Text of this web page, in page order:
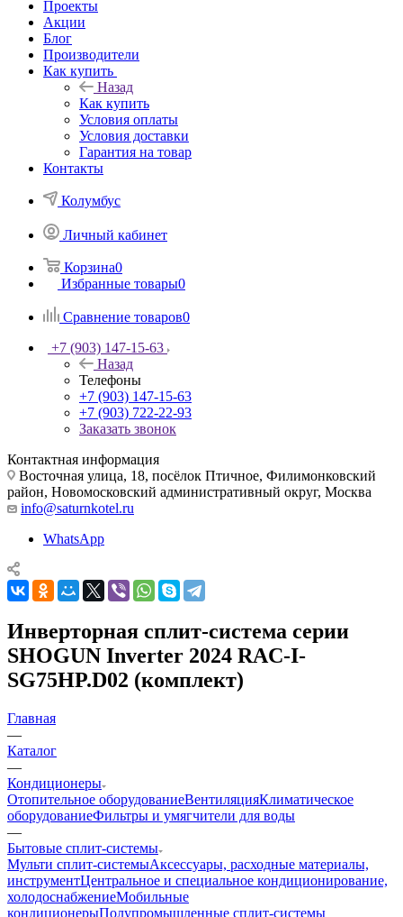
Проекты
Акции
Блог
Производители
Как купить
Назад
Как купить
Условия оплаты
Условия доставки
Гарантия на товар
Контакты
Колумбус
Личный кабинет
Корзина0
Избранные товары0
Сравнение товаров0
+7 (903) 147-15-63
Назад
Телефоны
+7 (903) 147-15-63
+7 (903) 722-22-93
Заказать звонок
Контактная информация
Восточная улица, 18, посёлок Птичное, Филимонковский
район, Новомосковский административный округ, Москва
info@saturnkotel.ru
WhatsApp
Инверторная сплит-система серии
SHOGUN Inverter 2024 RAC-I-
SG75HP.D02 (комплект)
Главная
—
Каталог
—
Кондиционеры
Отопительное оборудованиеВентиляцияКлиматическое
оборудованиеФильтры и умягчители для воды
—
Бытовые сплит-системы
Мульти сплит-системыАксессуары, расходные материалы,
инструментЦентральное и специальное кондиционирование,
холодоснабжениеМобильные
кондиционерыПолупромышленные сплит-системы